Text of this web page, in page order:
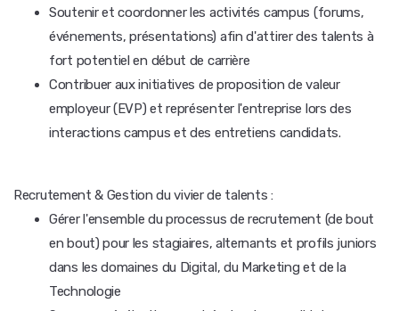
Soutenir et coordonner les activités campus (forums,
événements, présentations) afin d'attirer des talents à
fort potentiel en début de carrière
Contribuer aux initiatives de proposition de valeur
employeur (EVP) et représenter l'entreprise lors des
interactions campus et des entretiens candidats.
Recrutement & Gestion du vivier de talents :
Gérer l'ensemble du processus de recrutement (de bout
en bout) pour les stagiaires, alternants et profils juniors
dans les domaines du Digital, du Marketing et de la
Technologie